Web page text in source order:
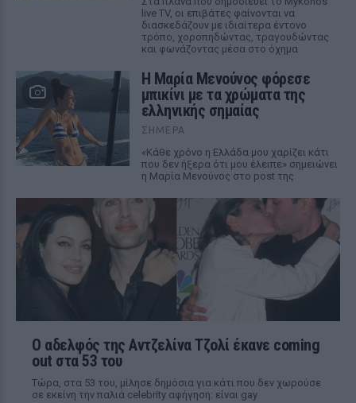
live TV, οι επιβάτες φαίνονται να
διασκεδάζουν με ιδιαίτερα έντονο
τρόπο, χοροπηδώντας, τραγουδώντας
και φωνάζοντας μέσα στο όχημα
Η Μαρία Μενούνος φόρεσε
μπικίνι με τα χρώματα της
ελληνικής σημαίας
ΣΉΜΕΡΑ
«Κάθε χρόνο η Ελλάδα μου χαρίζει κάτι
που δεν ήξερα ότι μου έλειπε» σημειώνει
η Μαρία Μενούνος στο post της
Ο αδελφός της Αντζελίνα Τζολί έκανε coming
out στα 53 του
Τώρα, στα 53 του, μίλησε δημόσια για κάτι που δεν χωρούσε
σε εκείνη την παλιά celebrity αφήγηση: είναι gay